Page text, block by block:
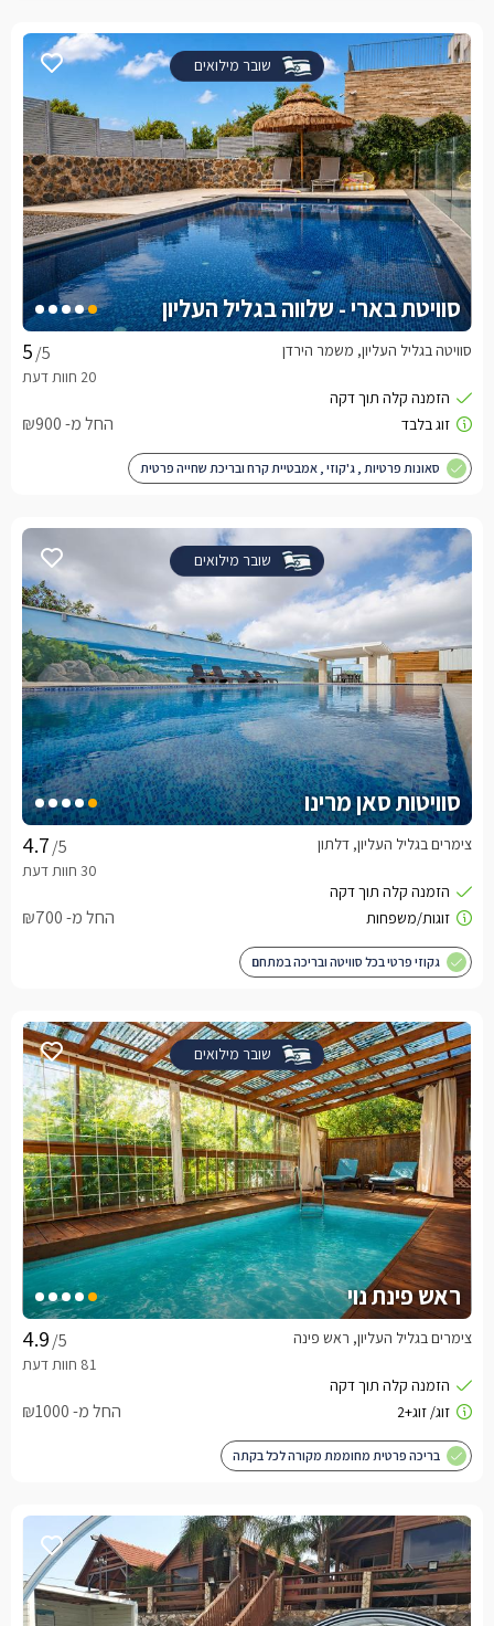
שובר מילואים
סוויטת בארי - שלווה בגליל העליון
/5 סוויטה בגליל העליון, משמר הירדן
החל מ- ₪900
סאונות פרטיות , ג'קוזי , אמבטיית קרח ובריכת שחייה פרטית
שובר מילואים
סוויטות סאן מרינו
/5 צימרים בגליל העליון, דלתון
החל מ- ₪700
גקוזי פרטי בכל סוויטה ובריכה במתחם
שובר מילואים
ראש פינת נוי
/5 צימרים בגליל העליון, ראש פינה
החל מ- ₪1000
בריכה פרטית מחוממת מקורה לכל בקתה